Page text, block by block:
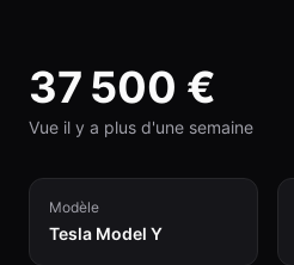
37 500 €
Vue il y a plus d'une semaine
Modèle
Tesla Model Y